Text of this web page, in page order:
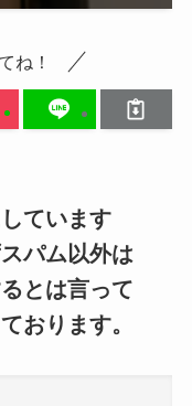
ね！
ています
パム以外は
とは言って
おります。